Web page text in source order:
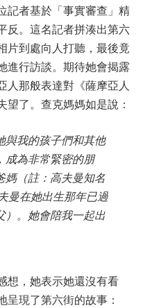
記者基於「事實審查」精
反。這名記者拼湊出第六
片到處向人打聽，最後竟
進行訪談。期待她會揭露
人那般表達對《薩摩亞人
了。查克媽媽如是說：
與我的孩子們和其他
成為非常緊密的朋
媽（註：高夫曼知名
曼在她出生那年已過
）。她會陪我一起出
想，她表示她還沒有看
現了第六街的故事：